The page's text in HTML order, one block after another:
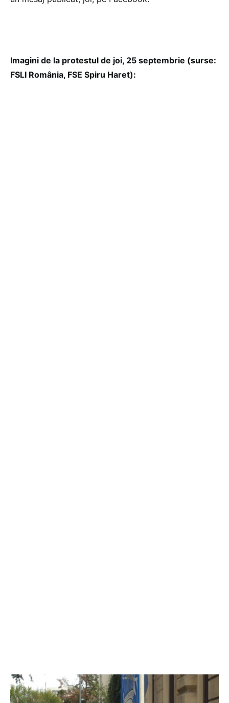
Imagini de la protestul de joi, 25 septembrie (surse:
FSLI România, FSE Spiru Haret):